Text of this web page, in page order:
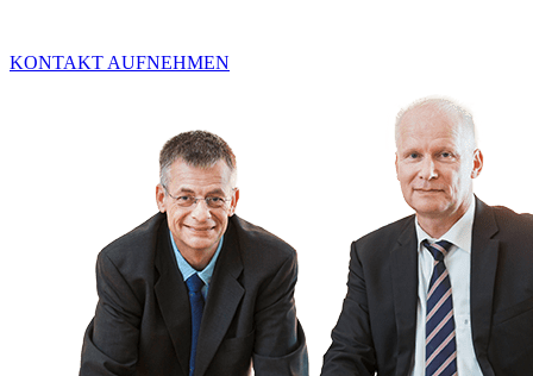
KONTAKT AUFNEHMEN